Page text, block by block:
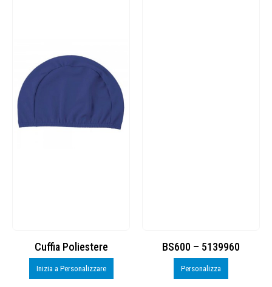
Cuffia Poliestere
Inizia a Personalizzare
BS600 – 5139960
Personalizza